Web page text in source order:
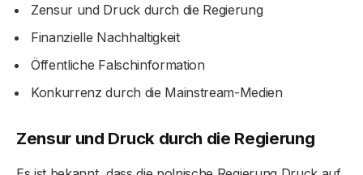
Zensur und Druck durch die Regierung
Finanzielle Nachhaltigkeit
Öffentliche Falschinformation
Konkurrenz durch die Mainstream-Medien
Zensur und Druck durch die Regierung